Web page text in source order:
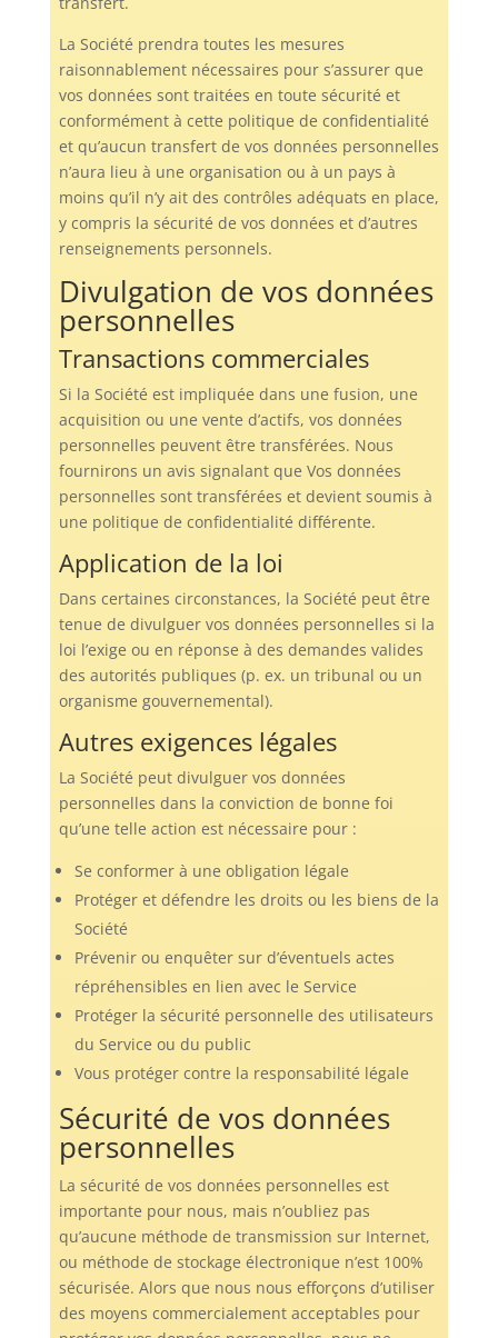
La Société prendra toutes les mesures
raisonnablement nécessaires pour s’assurer que
vos données sont traitées en toute sécurité et
conformément à cette politique de confidentialité
et qu’aucun transfert de vos données personnelles
n’aura lieu à une organisation ou à un pays à
moins qu’il n’y ait des contrôles adéquats en place,
y compris la sécurité de vos données et d’autres
renseignements personnels.
Divulgation de vos données
personnelles
Transactions commerciales
Si la Société est impliquée dans une fusion, une
acquisition ou une vente d’actifs, vos données
personnelles peuvent être transférées. Nous
fournirons un avis signalant que Vos données
personnelles sont transférées et devient soumis à
une politique de confidentialité différente.
Application de la loi
Dans certaines circonstances, la Société peut être
tenue de divulguer vos données personnelles si la
loi l’exige ou en réponse à des demandes valides
des autorités publiques (p. ex. un tribunal ou un
organisme gouvernemental).
Autres exigences légales
La Société peut divulguer vos données
personnelles dans la conviction de bonne foi
qu’une telle action est nécessaire pour :
Se conformer à une obligation légale
Protéger et défendre les droits ou les biens de la
Société
Prévenir ou enquêter sur d’éventuels actes
répréhensibles en lien avec le Service
Protéger la sécurité personnelle des utilisateurs
du Service ou du public
Vous protéger contre la responsabilité légale
Sécurité de vos données
personnelles
La sécurité de vos données personnelles est
importante pour nous, mais n’oubliez pas
qu’aucune méthode de transmission sur Internet,
ou méthode de stockage électronique n’est 100%
sécurisée. Alors que nous nous efforçons d’utiliser
des moyens commercialement acceptables pour